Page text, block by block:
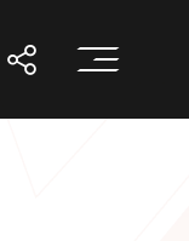
打開搜索打開分享打